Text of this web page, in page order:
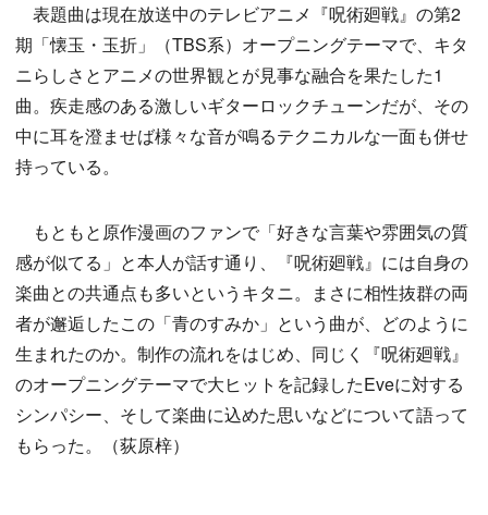
表題曲は現在放送中のテレビアニメ『呪術廻戦』の第2
期「懐玉・玉折」（TBS系）オープニングテーマで、キタ
ニらしさとアニメの世界観とが見事な融合を果たした1
曲。疾走感のある激しいギターロックチューンだが、その
中に耳を澄ませば様々な音が鳴るテクニカルな一面も併せ
持っている。
もともと原作漫画のファンで「好きな言葉や雰囲気の質
感が似てる」と本人が話す通り、『呪術廻戦』には自身の
楽曲との共通点も多いというキタニ。まさに相性抜群の両
者が邂逅したこの「青のすみか」という曲が、どのように
生まれたのか。制作の流れをはじめ、同じく『呪術廻戦』
のオープニングテーマで大ヒットを記録したEveに対する
シンパシー、そして楽曲に込めた思いなどについて語って
もらった。（荻原梓）